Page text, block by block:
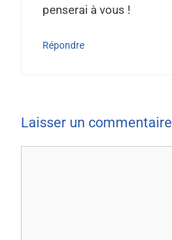
penserai à vous !
Répondre
Laisser un commentaire